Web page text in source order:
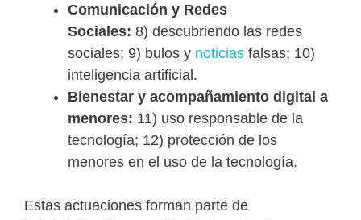
Comunicación y Redes
Sociales: 8) descubriendo las redes
sociales; 9) bulos y noticias falsas; 10)
inteligencia artificial.
Bienestar y acompañamiento digital a
menores: 11) uso responsable de la
tecnología; 12) protección de los
menores en el uso de la tecnología.
Estas actuaciones forman parte de